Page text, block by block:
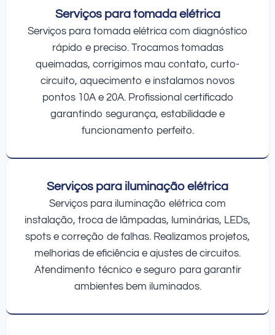
Serviços para tomada elétrica
Serviços para tomada elétrica com diagnóstico
rápido e preciso. Trocamos tomadas
queimadas, corrigimos mau contato, curto-
circuito, aquecimento e instalamos novos
pontos 10A e 20A. Profissional certificado
garantindo segurança, estabilidade e
funcionamento perfeito.
Serviços para iluminação elétrica
Serviços para iluminação elétrica com
instalação, troca de lâmpadas, luminárias, LEDs,
spots e correção de falhas. Realizamos projetos,
melhorias de eficiência e ajustes de circuitos.
Atendimento técnico e seguro para garantir
ambientes bem iluminados.